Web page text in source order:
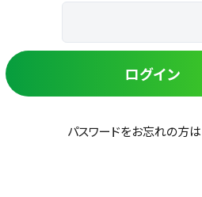
ログイン
パスワードをお忘れの方は